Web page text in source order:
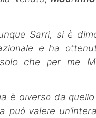
Sarri, si è
e ha
che per me
è diverso da
può valere